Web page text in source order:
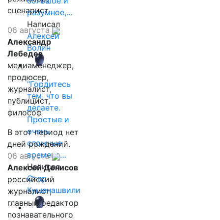
разумное,…
Написал
Алексей
Волин
"Гордитесь
тем, что вы
делаете.
Простые и
очень
сложные
времена…
Написал
Отар
Кушанашвили
сценарист
06 августа
Александр
Лебедев
медиаменеджер,
продюсер,
журналист,
публицист,
философ
В этот период нет
дней рождений.
06 августа
Алексей Денисов
российский
журналист,
главный редактор
познавательного